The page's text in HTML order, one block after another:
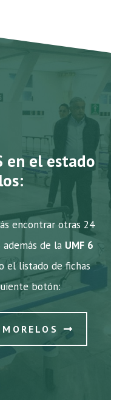
en el estado
encontrar otras 24
de la UMF 6
el listado de fichas
botón: